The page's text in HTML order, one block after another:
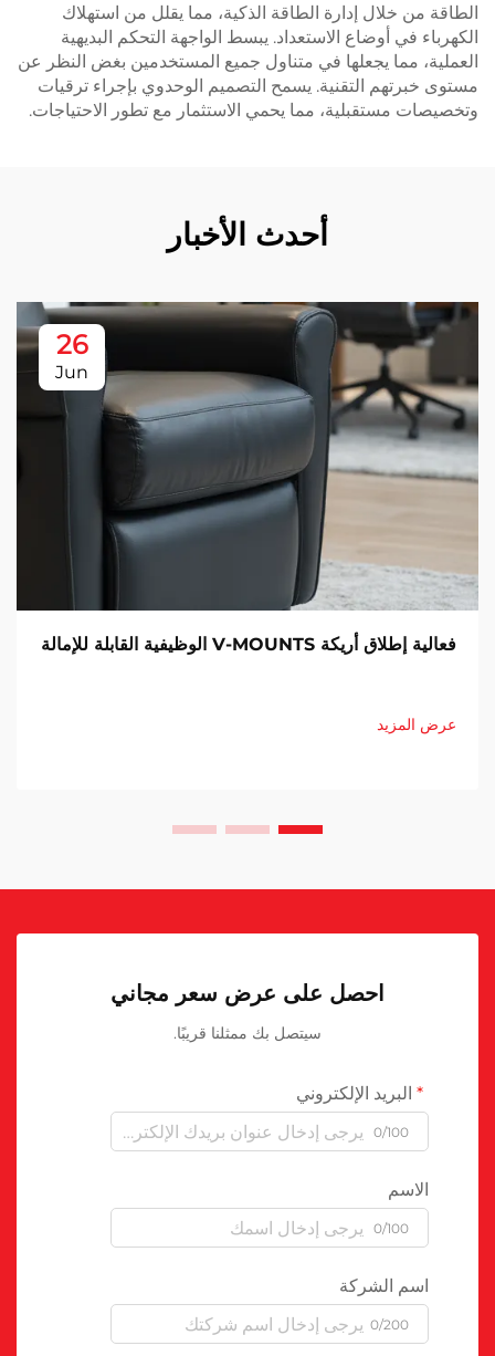
الطاقة من خلال إدارة الطاقة الذكية، مما يقلل من استهلاك
الكهرباء في أوضاع الاستعداد. يبسط الواجهة التحكم البديهية
العملية، مما يجعلها في متناول جميع المستخدمين بغض النظر عن
مستوى خبرتهم التقنية. يسمح التصميم الوحدوي بإجراء ترقيات
وتخصيصات مستقبلية، مما يحمي الاستثمار مع تطور الاحتياجات.
أحدث الأخبار
26
Jun
فعالية إطلاق أريكة V-MOUNTS الوظيفية القابلة للإمالة
عرض المزيد
احصل على عرض سعر مجاني
سيتصل بك ممثلنا قريبًا.
البريد الإلكتروني
0/100
الاسم
0/100
اسم الشركة
0/200